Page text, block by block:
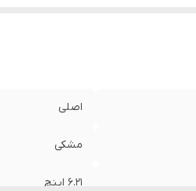
اصلی
مشکی
6.21 اینچ